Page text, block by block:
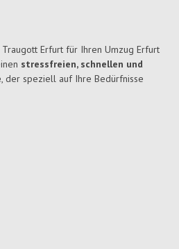
Erfurt für Ihren Umzug Erfurt
stressfreien, schnellen und
, der speziell auf Ihre Bedürfnisse